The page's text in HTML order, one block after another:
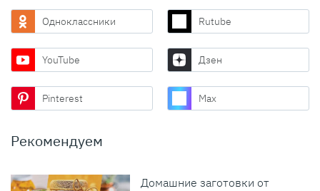
Одноклассники Rutube
YouTube Дзен
Pinterest Max
Рекомендуем
Домашние заготовки от